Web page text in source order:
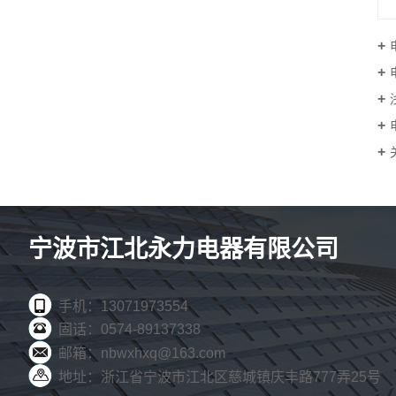
宁波市江北永力电器有限公司
手机：13071973554
固话：0574-89137338
邮箱：nbwxhxq@163.com
地址：浙江省宁波市江北区慈城镇庆丰路777弄25号